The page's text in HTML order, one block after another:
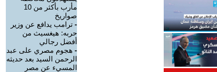
مأرب بأكثر من 10
صواريخ
- ترامب يدافع عن وزير
حربه: هيغسيث من
أفضل رجالي
- هجوم مصري على عبد
الرحمن السيد بعد حديثه
المسيء عن مصر